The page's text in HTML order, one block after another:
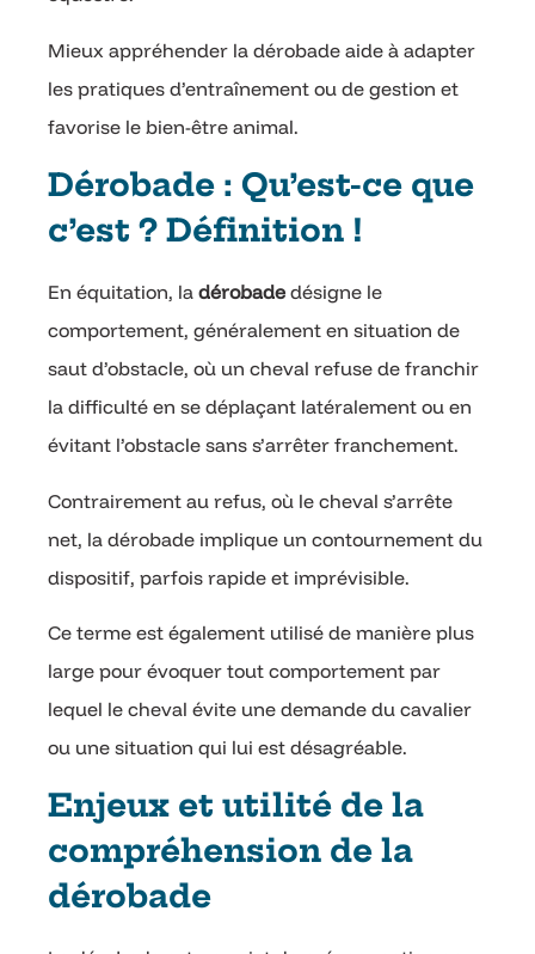
Mieux appréhender la dérobade aide à adapter
les pratiques d’entraînement ou de gestion et
favorise le bien-être animal.
Dérobade : Qu’est-ce que
c’est ? Définition !
En équitation, la dérobade désigne le
comportement, généralement en situation de
saut d’obstacle, où un cheval refuse de franchir
la difficulté en se déplaçant latéralement ou en
évitant l’obstacle sans s’arrêter franchement.
Contrairement au refus, où le cheval s’arrête
net, la dérobade implique un contournement du
dispositif, parfois rapide et imprévisible.
Ce terme est également utilisé de manière plus
large pour évoquer tout comportement par
lequel le cheval évite une demande du cavalier
ou une situation qui lui est désagréable.
Enjeux et utilité de la
compréhension de la
dérobade